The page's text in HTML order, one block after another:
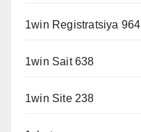
1win Registratsiya 964
1win Sait 638
1win Site 238